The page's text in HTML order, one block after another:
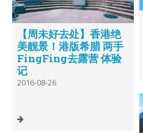
【周未好去处】香港绝
美靓景！港版希腊 两手
FingFing去露营 体验
记
2016-08-26